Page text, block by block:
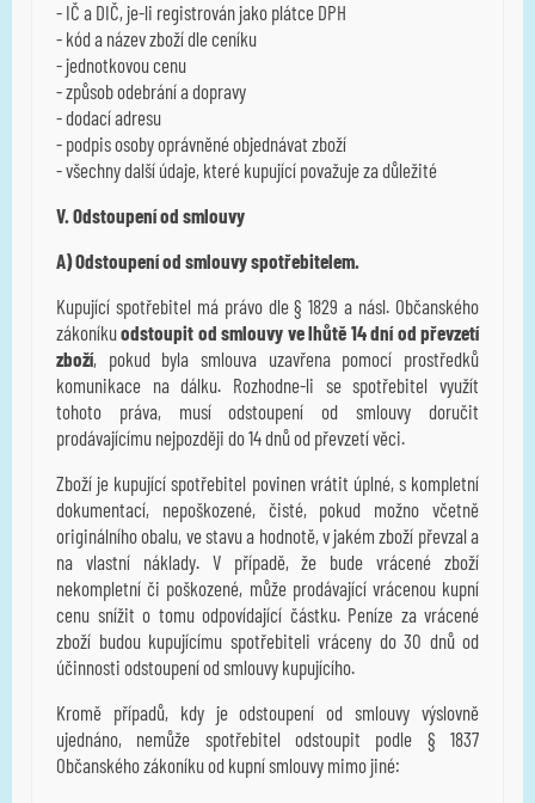
- IČ a DIČ, je-li registrován jako plátce DPH
- kód a název zboží dle ceníku
- jednotkovou cenu
- způsob odebrání a dopravy
- dodací adresu
- podpis osoby oprávněné objednávat zboží
- všechny další údaje, které kupující považuje za důležité
V. Odstoupení od smlouvy
A) Odstoupení od smlouvy spotřebitelem.
Kupující spotřebitel má právo dle § 1829 a násl. Občanského
zákoníkuodstoupit od smlouvy ve lhůtě 14 dní od převzetí
zboží, pokud byla smlouva uzavřena pomocí prostředků
komunikace na dálku. Rozhodne-li se spotřebitel využít
tohoto práva, musí odstoupení od smlouvy doručit
prodávajícímu nejpozději do 14 dnů od převzetí věci.
Zboží je kupující spotřebitel povinen vrátit úplné, s kompletní
dokumentací, nepoškozené, čisté, pokud možno včetně
originálního obalu, ve stavu a hodnotě, v jakém zboží převzal a
na vlastní náklady. V případě, že bude vrácené zboží
nekompletní či poškozené, může prodávající vrácenou kupní
cenu snížit o tomu odpovídající částku. Peníze za vrácené
zboží budou kupujícímu spotřebiteli vráceny do 30 dnů od
účinnosti odstoupení od smlouvy kupujícího.
Kromě případů, kdy je odstoupení od smlouvy výslovně
ujednáno, nemůže spotřebitel odstoupit podle § 1837
Občanského zákoníku od kupní smlouvy mimo jiné: